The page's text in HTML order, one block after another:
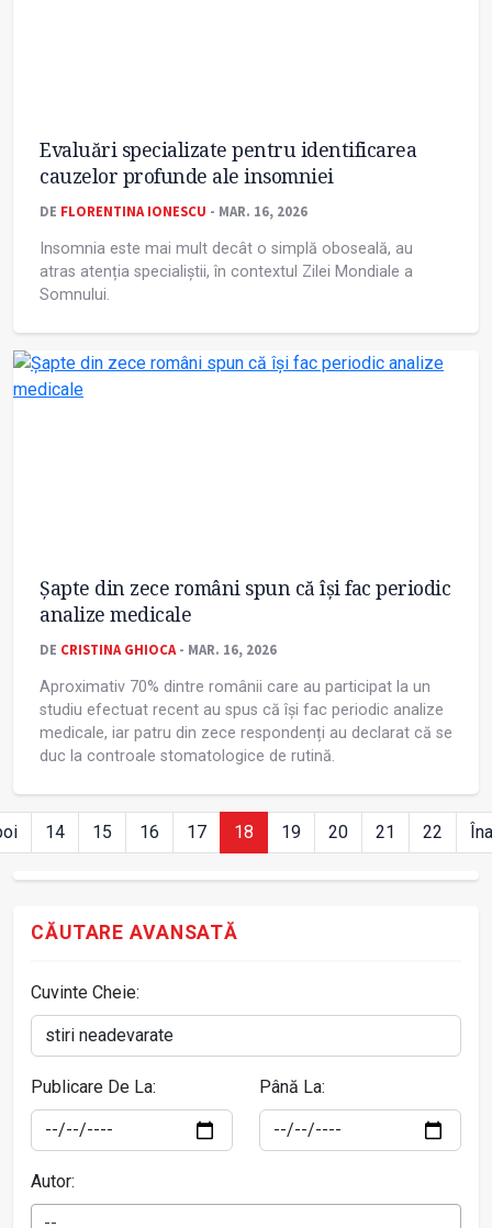
Evaluări specializate pentru identificarea
cauzelor profunde ale insomniei
DE FLORENTINA IONESCU - MAR. 16, 2026
Insomnia este mai mult decât o simplă oboseală, au
atras atenția specialiștii, în contextul Zilei Mondiale a
Somnului.
Șapte din zece români spun că își fac periodic
analize medicale
DE CRISTINA GHIOCA- MAR. 16, 2026
Aproximativ 70% dintre românii care au participat la un
studiu efectuat recent au spus că își fac periodic analize
medicale, iar patru din zece respondenți au declarat că se
duc la controale stomatologice de rutină.
14 15 16 17 18 19 20 21 22
CĂUTARE AVANSATĂ
Cuvinte Cheie:
Publicare De La: Până La:
Autor:
--